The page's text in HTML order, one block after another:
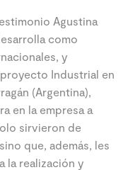
Agustina
como
y
Industrial en
(Argentina),
en la empresa a
sirvieron de
que, además, les
la realización y